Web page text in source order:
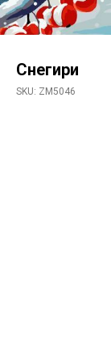
Снегири
SKU: ZM5046